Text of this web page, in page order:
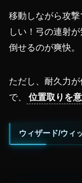
移動しながら攻
しい！弓の連射
倒せるのが爽快。
ただし、耐久力
で、
位置取りを
ウィザード/ウィ